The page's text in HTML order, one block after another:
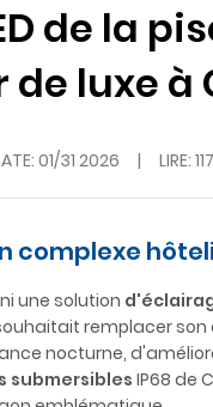
de la
de luxe à
01/31 2026 | LIRE: 117
complexe
une solution
remplacer
nocturne,
submersibles IP68 de